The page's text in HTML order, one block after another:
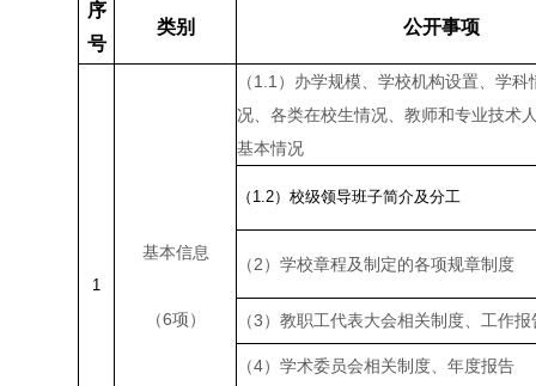
序
号
类别 公开事项
1
基本信息
（6项）
（1.1 ）办学规模、学校机构设置、学科
况、各类在校生情况、教师和专业技术
基本情况
（1.2）校级领导班子简介及分工
（2）学校章程及制定的各项规章制度
（3）教职工代表大会相关制度、工作报
（4）学术委员会相关制度、年度报告